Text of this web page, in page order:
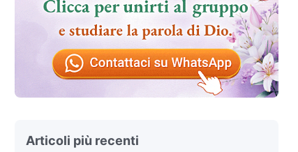
Articoli più recenti